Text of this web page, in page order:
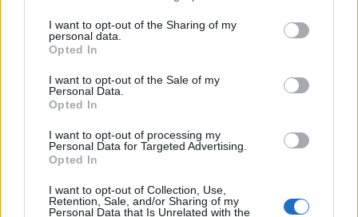
not limited to your visit or usage behaviour. You may click to
grant or deny consent to Google and its third-party tags to
use your data for below specified purposes in below Google
consent section.
I want to opt-out of the Sharing of my
personal data.
Opted In
I want to opt-out of the Sale of my
Personal Data.
Opted In
I want to opt-out of processing my
Personal Data for Targeted Advertising.
Opted In
I want to opt-out of Collection, Use,
Retention, Sale, and/or Sharing of my
Personal Data that Is Unrelated with the
10 legjobb játék, aminek étel van a
címében)
Checkpoint Mini #283: Drowned God:
Conspiracy for the Ages